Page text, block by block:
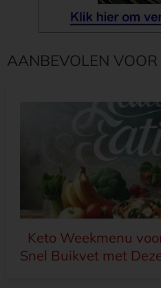
AANBEVOLEN VOOR
Keto Weekmenu
Snel Buikvet met